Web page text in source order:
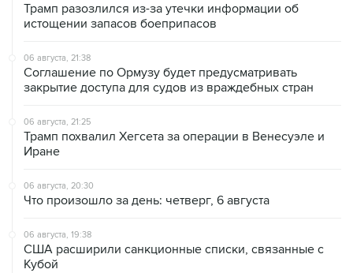
Трамп разозлился из-за утечки информации об
истощении запасов боеприпасов
06 августа, 21:38
Соглашение по Ормузу будет предусматривать
закрытие доступа для судов из враждебных стран
06 августа, 21:25
Трамп похвалил Хегсета за операции в Венесуэле и
Иране
06 августа, 20:30
Что произошло за день: четверг, 6 августа
06 августа, 19:38
США расширили санкционные списки, связанные с
Кубой